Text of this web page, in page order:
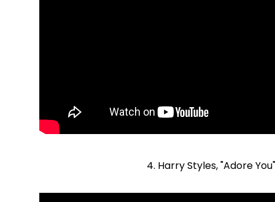
4. Harry Styles, "Adore